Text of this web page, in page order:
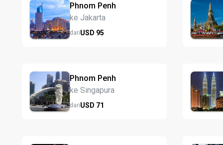
Phnom Penh
ke Jakarta
dariUSD 95
Phnom Penh
ke Singapura
dariUSD 71